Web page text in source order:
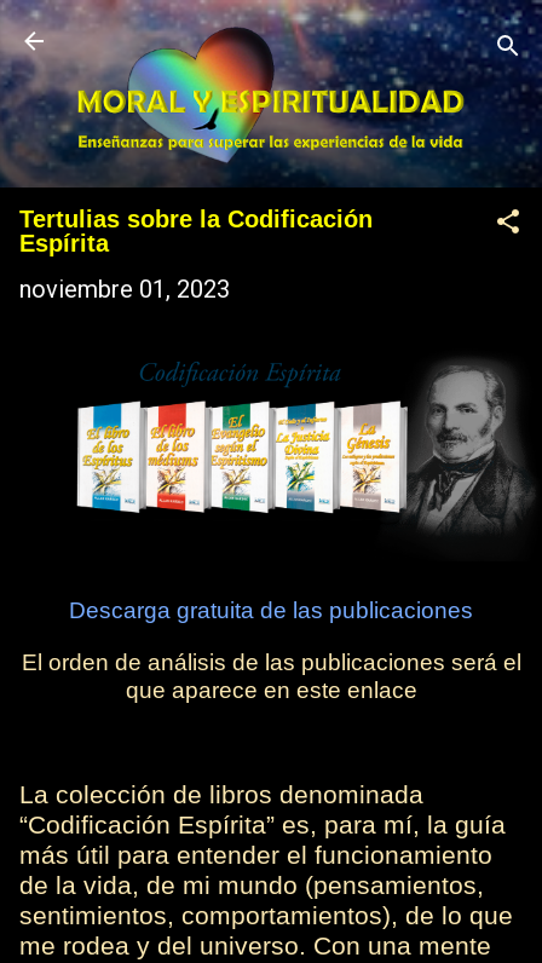
Ir al contenido principal
Tertulias sobre la Codificación
Espírita
noviembre 01, 2023
Descarga gratuita de las publicaciones
El orden de análisis de las publicaciones será el
que aparece en este enlace
La colección de libros denominada
“Codificación Espírita” es, para mí, la guía
más útil para entender el funcionamiento
de la vida, de mi mundo (pensamientos,
sentimientos, comportamientos), de lo que
me rodea y del universo. Con una mente